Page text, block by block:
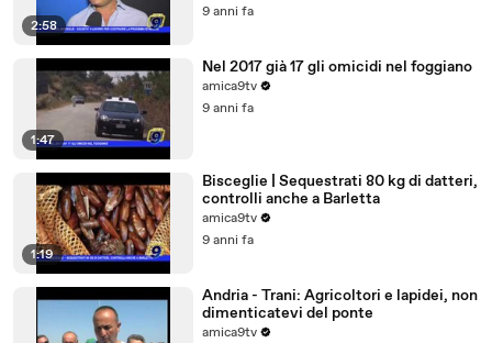
2:58
9 anni fa
1:47
Nel 2017 già 17 gli omicidi nel foggiano
amica9tv
9 anni fa
1:19
Bisceglie | Sequestrati 80 kg di datteri,
controlli anche a Barletta
amica9tv
9 anni fa
Andria - Trani: Agricoltori e lapidei, non
dimenticatevi del ponte
amica9tv